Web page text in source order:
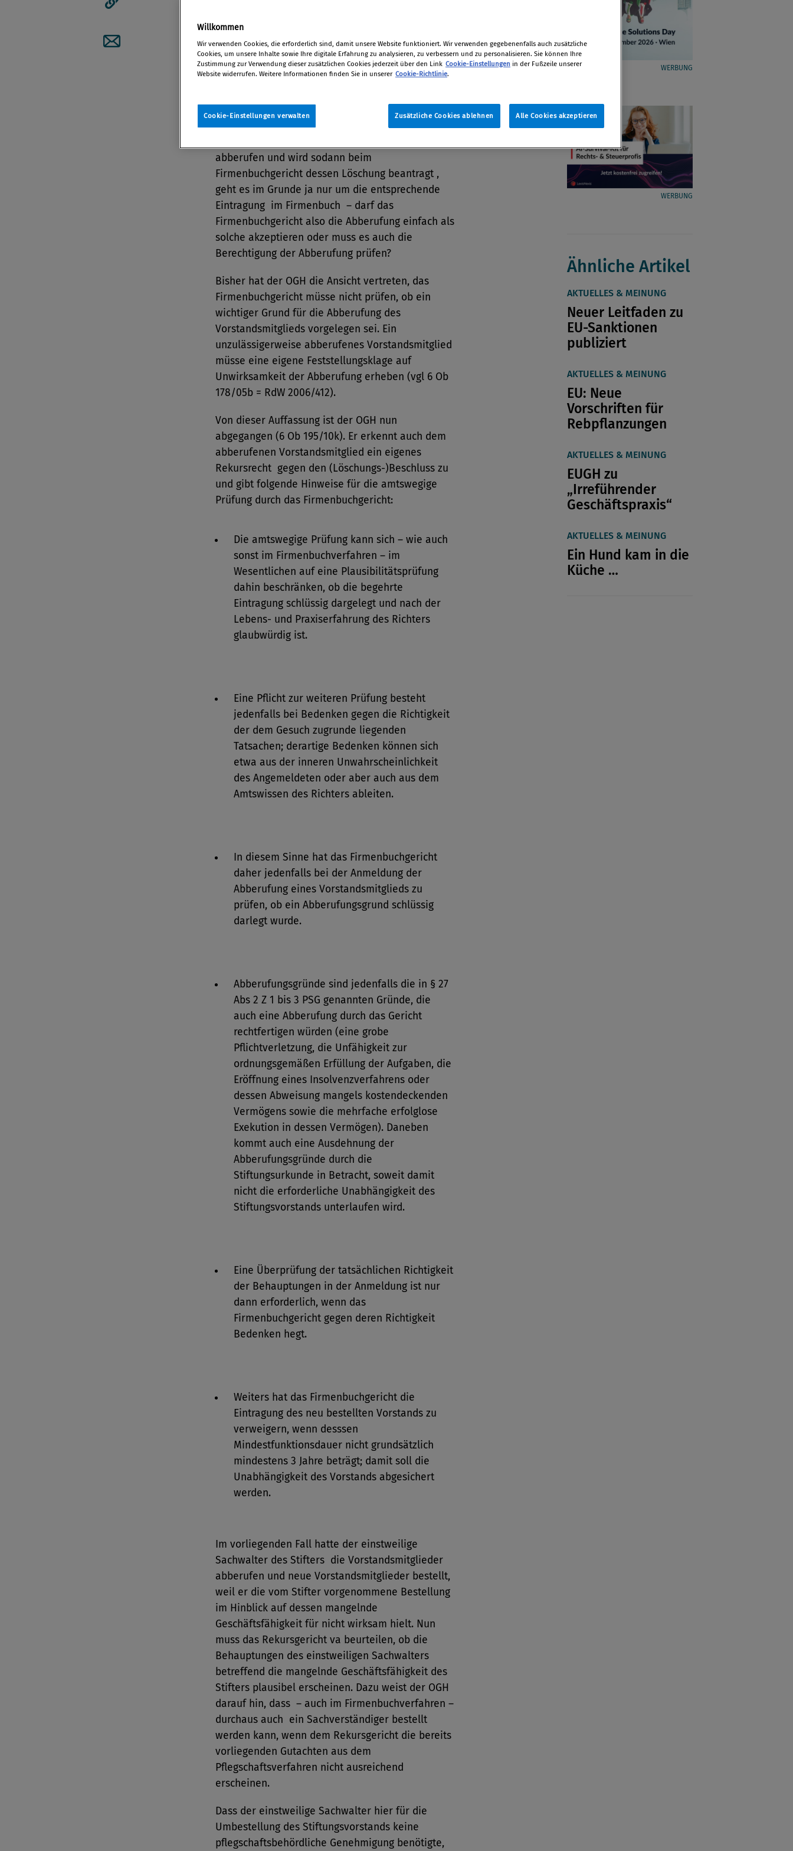
Artikellink kopieren
Artikel per Mail teilen
Abberufung von Vorstandsmitgliedern einer
Privatstiftung. Hat das nach der Stiftungsurkunde
abberufen und wird sodann beim
Firmenbuchgericht dessen Löschung beantragt ,
geht es im Grunde ja nur um die entsprechende
Eintragung im Firmenbuch – darf das
Firmenbuchgericht also die Abberufung einfach als
solche akzeptieren oder muss es auch die
Berechtigung der Abberufung prüfen?
Bisher hat der OGH die Ansicht vertreten, das
Firmenbuchgericht müsse nicht prüfen, ob ein
wichtiger Grund für die Abberufung des
Vorstandsmitglieds vorgelegen sei. Ein
unzulässigerweise abberufenes Vorstandsmitglied
müsse eine eigene Feststellungsklage auf
Unwirksamkeit der Abberufung erheben (vgl 6 Ob
178/05b = RdW 2006/412).
Von dieser Auffassung ist der OGH nun
abgegangen (6 Ob 195/10k). Er erkennt auch dem
abberufenen Vorstandsmitglied ein eigenes
Rekursrecht gegen den (Löschungs-)Beschluss zu
und gibt folgende Hinweise für die amtswegige
Prüfung durch das Firmenbuchgericht:
Die amtswegige Prüfung kann sich ­– wie auch
sonst im Firmenbuchverfahren – im
Wesentlichen auf eine Plausibilitätsprüfung
dahin beschränken, ob die begehrte
Eintragung schlüssig dargelegt und nach der
Lebens- und Praxiserfahrung des Richters
glaubwürdig ist.
Eine Pflicht zur weiteren Prüfung besteht
jedenfalls bei Bedenken gegen die Richtigkeit
der dem Gesuch zugrunde liegenden
Tatsachen; derartige Bedenken können sich
etwa aus der inneren Unwahrscheinlichkeit
des Angemeldeten oder aber auch aus dem
Amtswissen des Richters ableiten.
In diesem Sinne hat das Firmenbuchgericht
daher jedenfalls bei der Anmeldung der
Abberufung eines Vorstandsmitglieds zu
prüfen, ob ein Abberufungsgrund schlüssig
darlegt wurde.
Abberufungsgründe sind jedenfalls die in § 27
Abs 2 Z 1 bis 3 PSG genannten Gründe, die
auch eine Abberufung durch das Gericht
rechtfertigen würden (eine grobe
Pflichtverletzung, die Unfähigkeit zur
ordnungsgemäßen Erfüllung der Aufgaben, die
Eröffnung eines Insolvenzverfahrens oder
dessen Abweisung mangels kostendeckenden
Vermögens sowie die mehrfache erfolglose
Exekution in dessen Vermögen). Daneben
kommt auch eine Ausdehnung der
Abberufungsgründe durch die
Stiftungsurkunde in Betracht, soweit damit
nicht die erforderliche Unabhängigkeit des
Stiftungsvorstands unterlaufen wird.
Eine Überprüfung der tatsächlichen Richtigkeit
der Behauptungen in der Anmeldung ist nur
dann erforderlich, wenn das
Firmenbuchgericht gegen deren Richtigkeit
Bedenken hegt.
Weiters hat das Firmenbuchgericht die
Eintragung des neu bestellten Vorstands zu
verweigern, wenn desssen
Mindestfunktionsdauer nicht grundsätzlich
mindestens 3 Jahre beträgt; damit soll die
Unabhängigkeit des Vorstands abgesichert
werden.
Im vorliegenden Fall hatte der einstweilige
Sachwalter des Stifters die Vorstandsmitglieder
abberufen und neue Vorstandsmitglieder bestellt,
weil er die vom Stifter vorgenommene Bestellung
im Hinblick auf dessen mangelnde
Geschäftsfähigkeit für nicht wirksam hielt. Nun
muss das Rekursgericht va beurteilen, ob die
Behauptungen des einstweiligen Sachwalters
betreffend die mangelnde Geschäftsfähigkeit des
Stifters plausibel erscheinen. Dazu weist der OGH
darauf hin, dass ­– auch im Firmenbuchverfahren –
durchaus auch ein Sachverständiger bestellt
werden kann, wenn dem Rekursgericht die bereits
vorliegenden Gutachten aus dem
Pflegschaftsverfahren nicht ausreichend
erscheinen.
Dass der einstweilige Sachwalter hier für die
Umbestellung des Stiftungsvorstands keine
pflegschaftsbehördliche Genehmigung benötigte,
WERBUNG
WERBUNG
Ähnliche Artikel
AKTUELLES & MEINUNG
Neuer Leitfaden zu
EU-Sanktionen
publiziert
AKTUELLES & MEINUNG
EU: Neue
Vorschriften für
Rebpflanzungen
AKTUELLES & MEINUNG
EUGH zu
„Irreführender
Geschäftspraxis“
AKTUELLES & MEINUNG
Ein Hund kam in die
Küche …
Willkommen
Wir verwenden Cookies, die erforderlich sind, damit unsere Website funktioniert. Wir verwenden gegebenenfalls auch zusätzliche
Cookies, um unsere Inhalte sowie Ihre digitale Erfahrung zu analysieren, zu verbessern und zu personalisieren. Sie können Ihre
Zustimmung zur Verwendung dieser zusätzlichen Cookies jederzeit über den Link Cookie-Einstellungen in der Fußzeile unserer
Website widerrufen. Weitere Informationen finden Sie in unserer Cookie-Richtlinie.
Zusätzliche Cookies ablehnen Alle Cookies akzeptieren
Cookie-Einstellungen verwalten